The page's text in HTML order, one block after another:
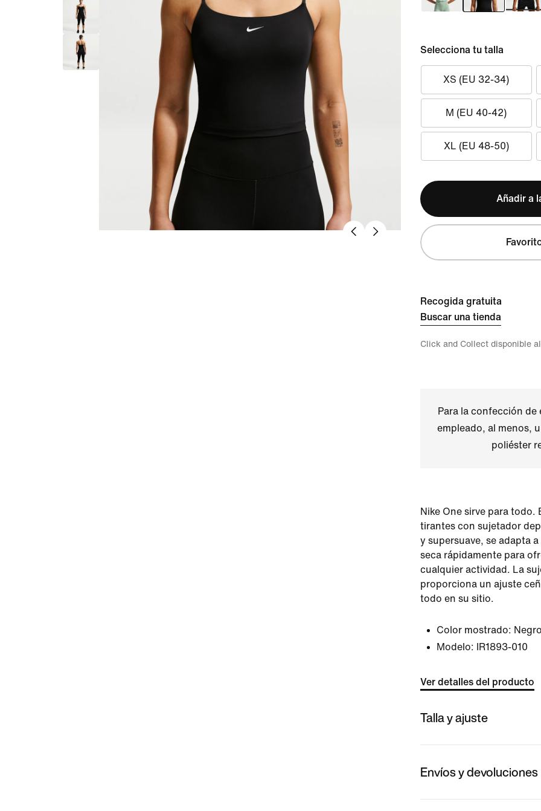
Selecciona tu talla
XS (EU 32-34)
M (EU 40-42)
XL (EU 48-50)
Añadir a
Recogida gratuita
Buscar una tienda
Click and Collect disponible
Para la confección
empleado, al menos,
poliéster
Nike One sirve para todo.
tirantes con sujetador
y supersuave, se adapta
seca rápidamente para
cualquier actividad. La
proporciona un ajuste
todo en su sitio.
Color mostrado:
Modelo:
IR1893-010
Ver detalles del producto
Talla y ajuste
Envíos y devoluciones